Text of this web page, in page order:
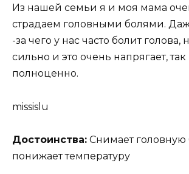
Из нашей семьи я и моя мама
страдаем головными болями.
-за чего у нас часто болит голова,
сильно и это очень напрягает,
полноценно.
missislu
Достоинства: Снимает головную
понижает температуру